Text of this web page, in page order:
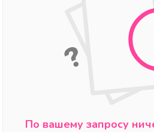
По вашему запросу